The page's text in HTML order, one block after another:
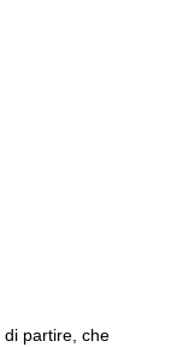
di partire, che